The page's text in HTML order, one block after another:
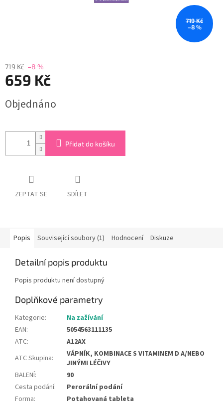
719 Kč
–8 %
719 Kč –8 %
659 Kč
cena:
Objednáno
Přidat do košíku
ZEPTAT SE SDÍLET
Popis Související soubory (1) Hodnocení Diskuze
Detailní popis produktu
Popis produktu není dostupný
Doplňkové parametry
Kategorie:
Na zažívání
EAN:
5054563111135
ATC:
A12AX
ATC Skupina:
VÁPNÍK, KOMBINACE S VITAMINEM D A/NEBO
JINÝMI LÉČIVY
BALENÍ:
90
Cesta podání:
Perorální podání
Forma:
Potahovaná tableta